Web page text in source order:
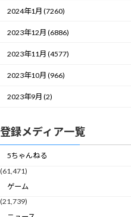
2024年1月 (7260)
2023年12月 (6886)
2023年11月 (4577)
2023年10月 (966)
2023年9月 (2)
登録メディア一覧
5ちゃんねる
(61,471)
ゲーム
(21,739)